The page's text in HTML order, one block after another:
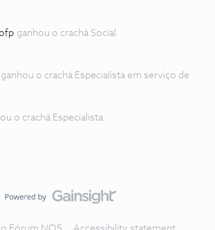
ganhou o crachá Social
ganhou o crachá Especialista em serviço de
o crachá Especialista